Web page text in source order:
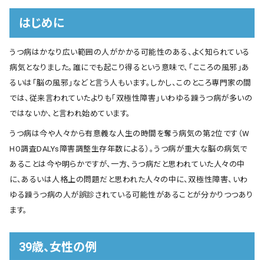
はじめに
うつ病はかなり広い範囲の人がかかる可能性のある、よく知られている
病気となりました。誰にでも起こり得るという意味で、「こころの風邪」あ
るいは「脳の風邪」などと言う人もいます。しかし、このところ専門家の間
では、従来言われていたよりも「双極性障害」いわゆる躁うつ病が多いの
ではないか、と言われ始めています。
うつ病は今や人々から有意義な人生の時間を奪う病気の第2位です（W
HO調査DALYs障害調整生存年数による）。うつ病が重大な脳の病気で
あることは今や明らかですが、一方、うつ病だと思われていた人々の中
に、あるいは人格上の問題だと思われた人々の中に、双極性障害、いわ
ゆる躁うつ病の人が誤診されている可能性があることが分かりつつあり
ます。
39歳、女性の例